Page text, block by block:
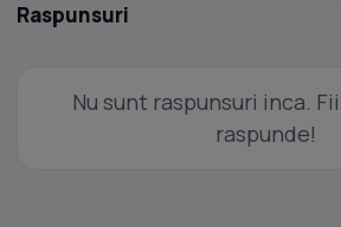
Raspunsuri
Nu sunt raspunsuri inca.
raspunde!